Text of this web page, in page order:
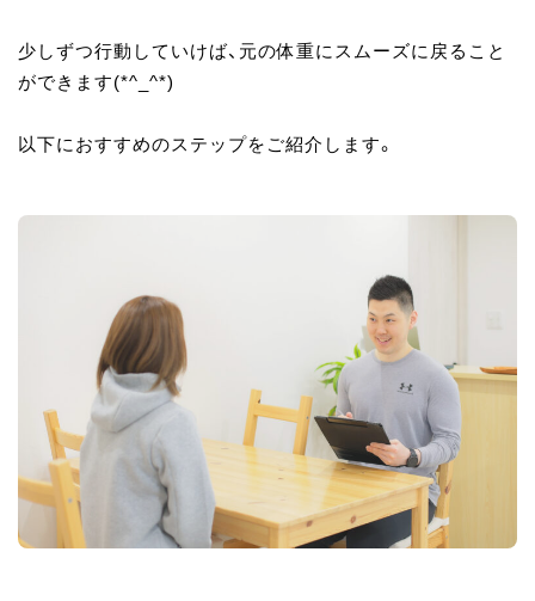
少しずつ行動していけば、元の体重にスムーズに戻ること
ができます(*^_^*)
以下におすすめのステップをご紹介します。